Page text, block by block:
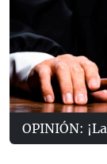
OPINIÓN: